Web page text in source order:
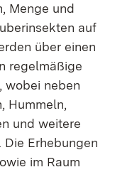
Menge und
auf
über einen
regelmäßige
wobei neben
Hummeln,
und weitere
Erhebungen
im Raum